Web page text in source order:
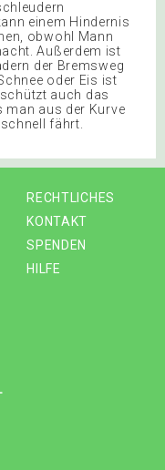
einem Hindernis
obwohl Mann
Außerdem ist
der Bremsweg
oder Eis ist
auch das
man aus der Kurve
fährt.
RECHTLICHES
KONTAKT
SPENDEN
HILFE